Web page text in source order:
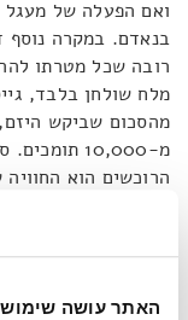
האתר עושה שימוש
ואם הפעלה של מעגל
בנאדם. במקרה נוסף
רובה שכל מטרתו
מ-10,000
הרוכשים הוא
מהמבוקש, כדי לבנות